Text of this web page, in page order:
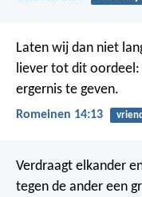
Laten wij dan niet
liever tot dit
ergernis te geven.
Romeinen 14:13
Verdraagt elkander
tegen de ander een